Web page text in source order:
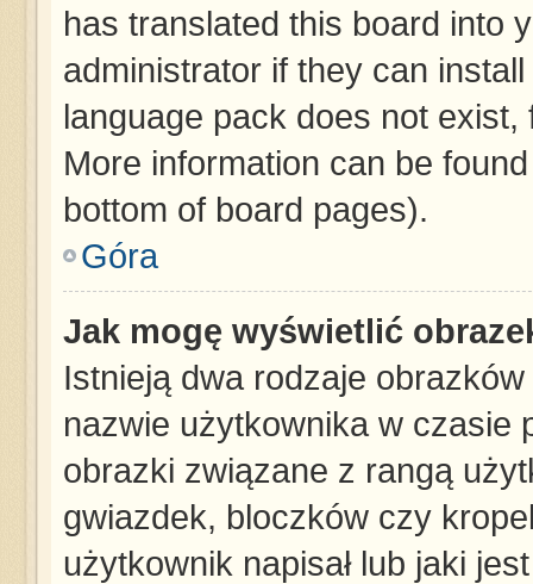
has translated this board into
administrator if they can
language pack does not
More information can be
bottom of board pages).
Góra
Jak mogę wyświetlić
Istnieją dwa rodzaje
nazwie użytkownika w czasie
obrazki związane z rangą
gwiazdek, bloczków czy
użytkownik napisał lub jaki